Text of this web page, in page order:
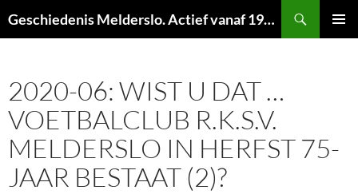
naar
Geschiedenis Melderslo. Actief vanaf 1973!
2020-06: WIST U DAT …
VOETBALCLUB R.K.S.V.
MELDERSLO IN HERFST 75-
JAAR BESTAAT (2)?